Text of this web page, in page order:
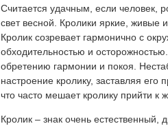
Считается удачным, если человек,
свет весной. Кролики яркие, живые
Кролик созревает гармонично с
обходительностью и
обретению гармонии и покоя.
настроение кролику, заставляя
что часто мешает кролику прийти к
Кролик – знак очень